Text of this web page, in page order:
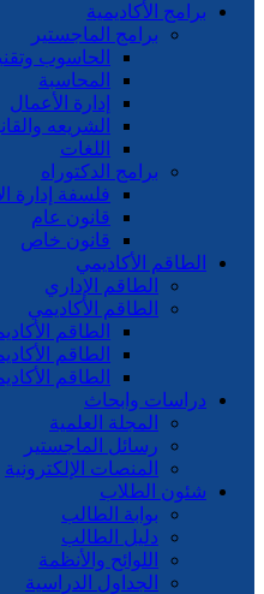
برامج الأكاديمية
برامج الماجستير
الحاسوب
المحاسبة
إدارة الأعمال
الشريعه
اللغات
برامج الدكتوراه
فلسفة إدارة
قانون عام
قانون خاص
الطاقم الأكاديمي
الطاقم الإداري
الطاقم الأكاديمي
الطاقم
الطاقم
الطاقم
دراسات وابحاث
المجلة العلمية
رسائل الماجستير
المنصات الإلكترونية
شئون الطلاب
بوابة الطالب
دليل الطالب
اللوائح والأنظمة
الجداول الدراسية